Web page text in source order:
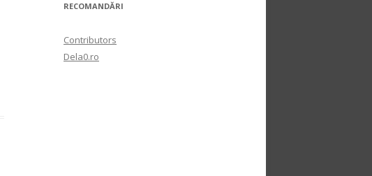
RECOMANDĂRI
Contributors
Dela0.ro